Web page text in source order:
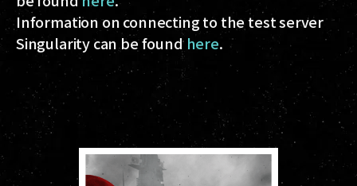
Information on connecting to the test server
Singularity can be foundhere.